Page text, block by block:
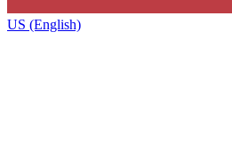
US (English)